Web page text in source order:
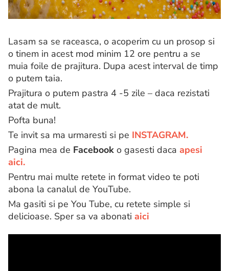
Lasam sa se raceasca, o acoperim cu un prosop si
o tinem in acest mod minim 12 ore pentru a se
muia foile de prajitura. Dupa acest interval de timp
o putem taia.
Prajitura o putem pastra 4 -5 zile – daca rezistati
atat de mult.
Pofta buna!
Te invit sa ma urmaresti si pe INSTAGRAM.
Pagina mea de Facebook o gasesti daca apesi
aici.
Pentru mai multe retete in format video te poti
abona la canalul de YouTube.
Ma gasiti si pe You Tube, cu retete simple si
delicioase. Sper sa va abonati aici